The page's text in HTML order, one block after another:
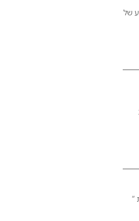
של
”